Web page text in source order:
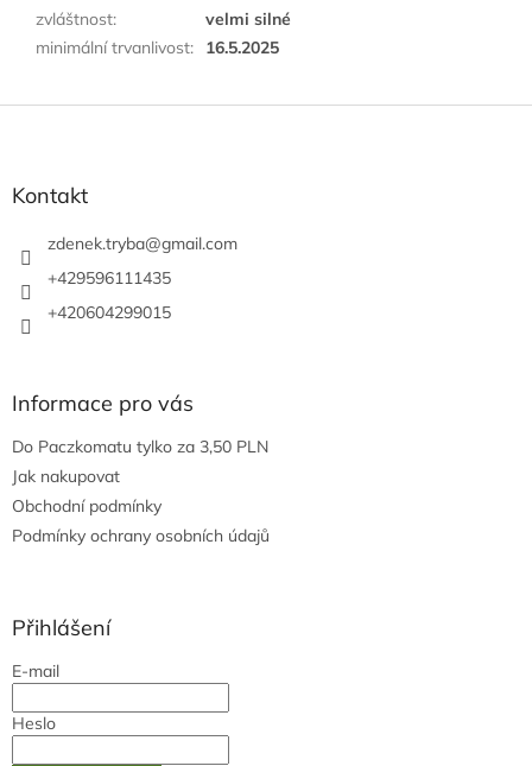
zvláštnost:
velmi silné
minimální trvanlivost: 16.5.2025
Kontakt
zdenek.tryba@gmail.com
+429596111435
+420604299015
Informace pro vás
Do Paczkomatu tylko za 3,50 PLN
Jak nakupovat
Obchodní podmínky
Podmínky ochrany osobních údajů
Přihlášení
E-mail
Heslo